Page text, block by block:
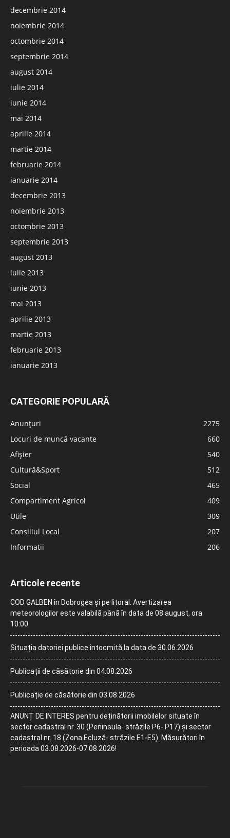
decembrie 2014
noiembrie 2014
octombrie 2014
septembrie 2014
august 2014
iulie 2014
iunie 2014
mai 2014
aprilie 2014
martie 2014
februarie 2014
ianuarie 2014
decembrie 2013
noiembrie 2013
octombrie 2013
septembrie 2013
august 2013
iulie 2013
iunie 2013
mai 2013
aprilie 2013
martie 2013
februarie 2013
ianuarie 2013
CATEGORIE POPULARĂ
Anunțuri
2275
Locuri de muncă vacante
660
Afișier
540
Cultură&Sport
512
Social
465
Compartiment Agricol
409
Utile
309
Consiliul Local
207
Informatii
206
Articole recente
COD GALBEN în Dobrogea și pe litoral. Avertizarea
meteorologilor este valabilă până în data de 08 august, ora
10:00
Situația datoriei publice întocmită la data de 30.06.2026
Publicații de căsătorie din 04.08.2026
Publicație de căsătorie din 03.08.2026
ANUNȚ DE INTERES pentru deținătorii imobilelor situate în
sector cadastral nr. 30 (Peninsula- străzile P6- P17) și sector
cadastral nr. 18 (Zona Ecluză- străzile E1-E5). Măsurători în
perioada 03.08.2026-07.08.2026!